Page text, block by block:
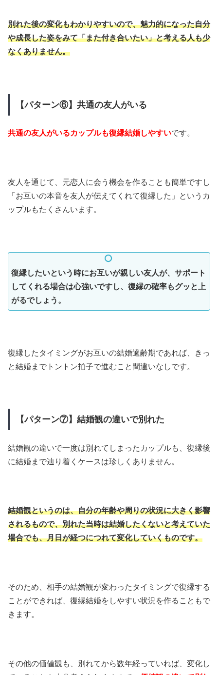
別れた後の変化もわかりやすいので、魅力的になった自分
や成長した姿をみて「また付き合いたい」と考える人も少
なくありません。
【パターン⑥】共通の友人がいる
共通の友人がいるカップルも復縁結婚しやすいです。
友人を通じて、元恋人に会う機会を作ることも簡単ですし
「お互いの本音を友人が伝えてくれて復縁した」というカ
ップルもたくさんいます。
復縁したいという時にお互いが親しい友人が、サポート
してくれる場合は心強いですし、復縁の確率もグッと上
がるでしょう。
復縁したタイミングがお互いの結婚適齢期であれば、きっ
と結婚までトントン拍子で進むこと間違いなしです。
【パターン⑦】結婚観の違いで別れた
結婚観の違いで一度は別れてしまったカップルも、復縁後
に結婚まで辿り着くケースは珍しくありません。
結婚観というのは、自分の年齢や周りの状況に大きく影響
されるもので、別れた当時は結婚したくないと考えていた
場合でも、月日が経つにつれて変化していくものです。
そのため、相手の結婚観が変わったタイミングで復縁する
ことができれば、復縁結婚をしやすい状況を作ることもで
きます。
その他の価値観も、別れてから数年経っていれば、変化し